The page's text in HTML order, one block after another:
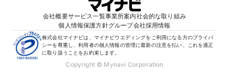
会社概要サービス一覧事業所案内社会的な取り組み
個人情報保護方針グループ会社採用情報
株式会社マイナビは、マイナビウエディングをご利用になる方のプライバ
シーを尊重し、利用者の個人情報の管理に最新の注意を払い、これを適正
に取り扱うことをお約束します。
Copyright © Mynavi Corporation